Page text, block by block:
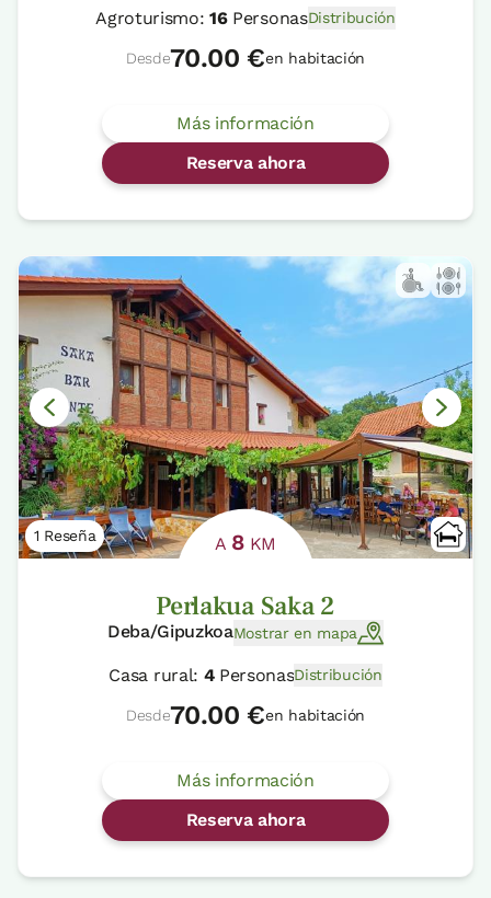
Agroturismo:16PersonasDistribución
Desde70.00 €en habitación
Más información
Reserva ahora
1 Reseña A 8 KM
Perlakua Saka 2
Deba/GipuzkoaMostrar en mapa
Casa rural: 4PersonasDistribución
Desde70.00 €en habitación
Más información
Reserva ahora